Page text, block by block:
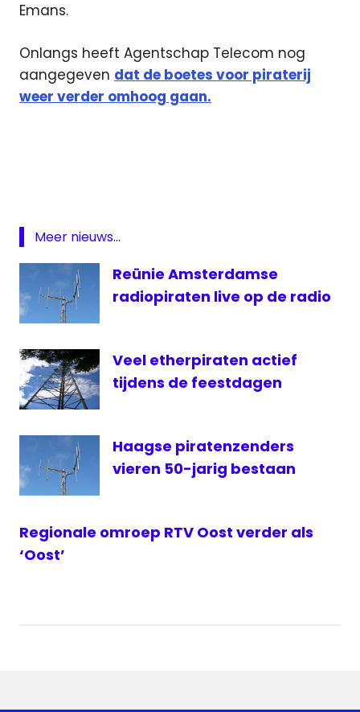
Emans.
Onlangs heeft Agentschap Telecom nog
aangegeven dat de boetes voor piraterij
weer verder omhoog gaan.
Piraten
Meer nieuws...
Reünie Amsterdamse
radiopiraten live op de radio
Veel etherpiraten actief
tijdens de feestdagen
Haagse piratenzenders
vieren 50-jarig bestaan
Regionale omroep RTV Oost verder als
‘Oost’